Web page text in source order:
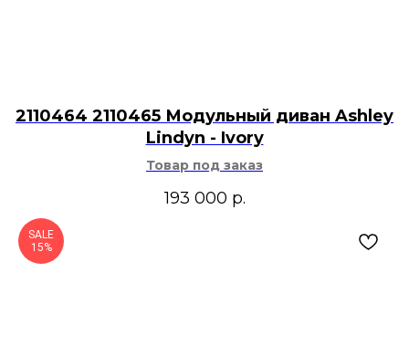
2110464 2110465 Модульный диван Ashley
Lindyn - Ivory
Товар под заказ
193 000 р.
SALE
15%